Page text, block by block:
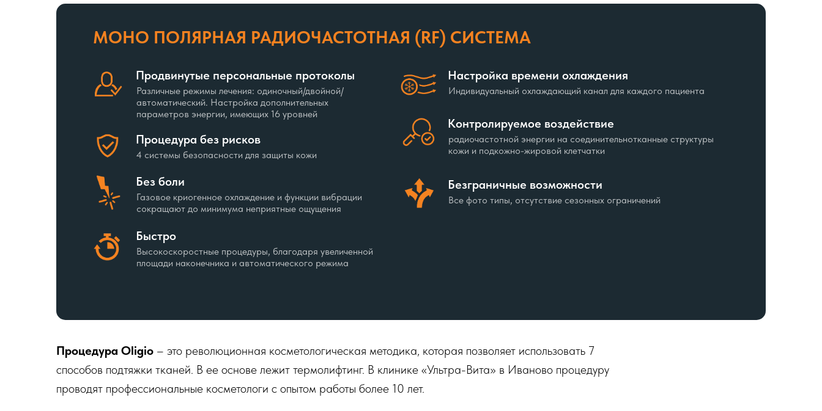
МОНО ПОЛЯРНАЯ РАДИОЧАСТОТНАЯ (RF) СИСТЕМА
Различные режимы лечения: одиночный/двойной/
автоматический. Настройка дополнительных
параметров энергии, имеющих 16 уровней
Продвинутые персональные протоколы
Индивидуальный охлаждающий канал для каждого пациента
Настройка времени охлаждения
радиочастотной энергии на соединительнотканные структуры
кожи и подкожно-жировой клетчатки
Контролируемое воздействие
Все фото типы, отсутствие сезонных ограничений
Безграничные возможности
4 системы безопасности для защиты кожи
Процедура без рисков
Газовое криогенное охлаждение и функции вибрации
сокращают до минимума неприятные ощущения
Без боли
Высокоскоростные процедуры, благодаря увеличенной
площади наконечника и автоматического режима
Быстро
Процедура Oligio – это революционная косметологическая методика, которая позволяет использовать 7
способов подтяжки тканей. В ее основе лежит термолифтинг. В клинике «Ультра-Вита» в Иваново процедуру
проводят профессиональные косметологи с опытом работы более 10 лет.